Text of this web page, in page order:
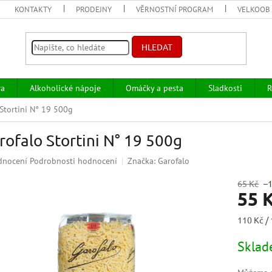
KONTAKTY PRODEJNY VĚRNOSTNÍ PROGRAM
HLEDAT
Alkoholické nápoje Omáčky a pesta Sladkosti
N° 19 500g
Stortini N° 19 500g
Podrobnosti hodnocení Značka: Garofalo
65 Kč
55
Měrná
110 Kč /